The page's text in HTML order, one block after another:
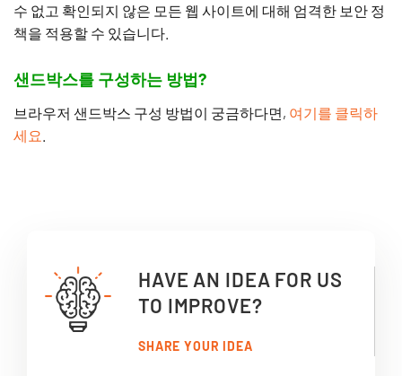
수 없고 확인되지 않은 모든 웹 사이트에 대해 엄격한 보안 정
책을 적용할 수 있습니다.
샌드박스를 구성하는 방법?
브라우저 샌드박스 구성 방법이 궁금하다면, 여기를 클릭하
세요
HAVE AN IDEA FOR US
TO IMPROVE?
SHARE YOUR IDEA